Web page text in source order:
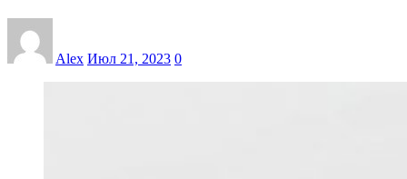
Alex Июл 21, 2023 0